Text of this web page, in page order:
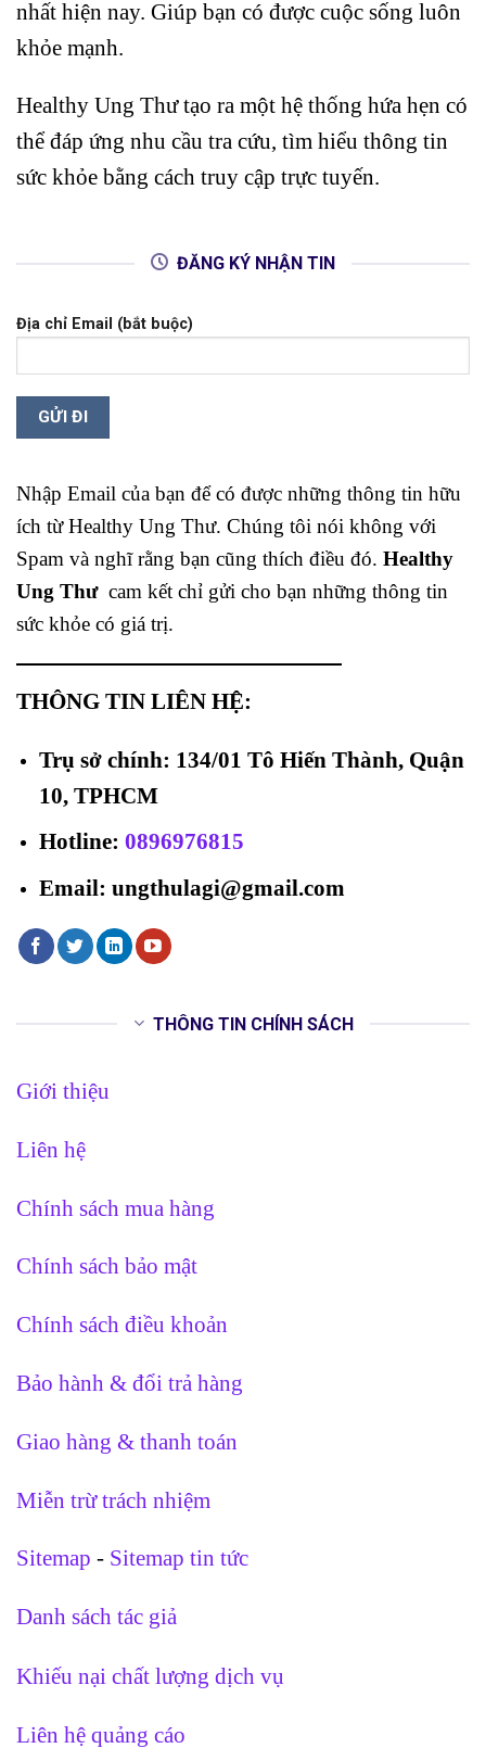
nhất hiện nay. Giúp bạn có được cuộc sống luôn
khỏe mạnh.
Healthy Ung Thư tạo ra một hệ thống hứa hẹn có
thể đáp ứng nhu cầu tra cứu, tìm hiểu thông tin
sức khỏe bằng cách truy cập trực tuyến.
ĐĂNG KÝ NHẬN TIN
Địa chỉ Email (bắt buộc)
Nhập Email của bạn để có được những thông tin hữu
ích từ Healthy Ung Thư. Chúng tôi nói không với
Spam và nghĩ rằng bạn cũng thích điều đó. Healthy
Ung Thư cam kết chỉ gửi cho bạn những thông tin
sức khỏe có giá trị.
THÔNG TIN LIÊN HỆ:
Trụ sở chính: 134/01 Tô Hiến Thành, Quận
10, TPHCM
Hotline: 0896976815
Email: ungthulagi@gmail.com
THÔNG TIN CHÍNH SÁCH
Giới thiệu
Liên hệ
Chính sách mua hàng
Chính sách bảo mật
Chính sách điều khoản
Bảo hành & đổi trả hàng
Giao hàng & thanh toán
Miễn trừ trách nhiệm
Sitemap - Sitemap tin tức
Danh sách tác giả
Khiếu nại chất lượng dịch vụ
Liên hệ quảng cáo